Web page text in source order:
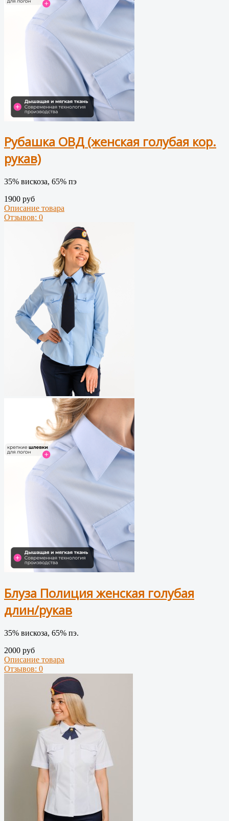
Рубашка ОВД (женская голубая кор.
рукав)
35% вискоза, 65% пэ
1900 руб
Описание товара
Отзывов: 0
Блуза Полиция женская голубая
длин/рукав
35% вискоза, 65% пэ.
2000 руб
Описание товара
Отзывов: 0